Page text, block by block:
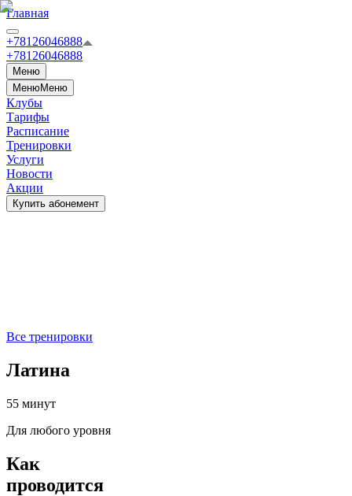
Главная
+78126046888
+78126046888
Меню
МенюМеню
Клубы
Тарифы
Расписание
Тренировки
Услуги
Новости
Акции
Купить абонемент
Все тренировки
Латина
55 минут
Для любого уровня
Как
проводится